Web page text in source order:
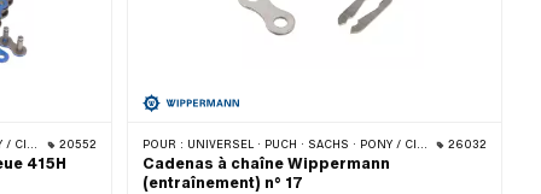
BYE BIKE 20552
415H
POUR : UNIVERSEL · PUCH · SACHS · PONY / CILO (BÊTA 521 & 512) · ZÜNDAPP BELMONDO · TOMOS · BYE BIKE 26032
Cadenas à chaîne Wippermann
(entraînement) n° 17